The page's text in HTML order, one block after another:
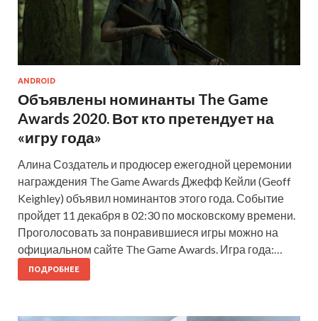
ANDROID
Объявлены номинанты The Game
Awards 2020. Вот кто претендует на
«игру года»
Алина Создатель и продюсер ежегодной церемонии
награждения The Game Awards Джефф Кейли (Geoff
Keighley) объявил номинантов этого года. Событие
пройдет 11 декабря в 02:30 по московскому времени.
Проголосовать за понравившиеся игры можно на
официальном сайте The Game Awards. Игра года:…
ПОДРОБНЕЕ